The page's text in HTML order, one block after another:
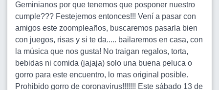
Geminianos por que tenemos que posponer nuestro
cumple??? Festejemos entonces!!! Vení a pasar con
amigos este zoompleaños, buscaremos pasarla bien
con juegos, risas y si te da..... bailaremos en casa, con
la música que nos gusta! No traigan regalos, torta,
bebidas ni comida (jajaja) solo una buena peluca o
gorro para este encuentro, lo mas original posible.
Prohibido gorro de coronavirus!!!!!!! Este sábado 13 de